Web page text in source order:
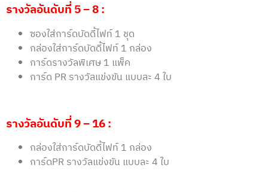
รางวัลอันดับที่5 – 8 :
ซองใส่การ์ดบัดดี้ไฟท์ 1 ชุด
กล่องใส่การ์ดบัดดี้ไฟท์ 1 กล่อง
การ์ดรางวัลพิเศษ 1 แพ็ค
การ์ด PR รางวัลแข่งขัน แบบละ 4 ใบ
รางวัลอันดับที่9 – 16 :
กล่องใส่การ์ดบัดดี้ไฟท์ 1 กล่อง
การ์ดPR รางวัลแข่งขัน แบบละ 4 ใบ